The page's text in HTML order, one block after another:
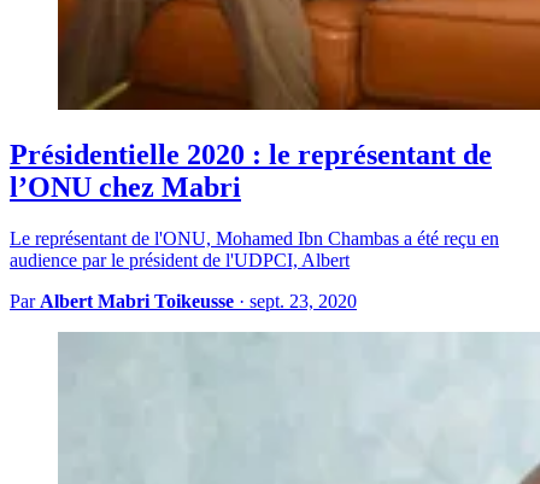
Présidentielle 2020 : le représentant de
l’ONU chez Mabri
Le représentant de l'ONU, Mohamed Ibn Chambas a été reçu en
audience par le président de l'UDPCI, Albert
Par Albert Mabri Toikeusse · sept. 23, 2020